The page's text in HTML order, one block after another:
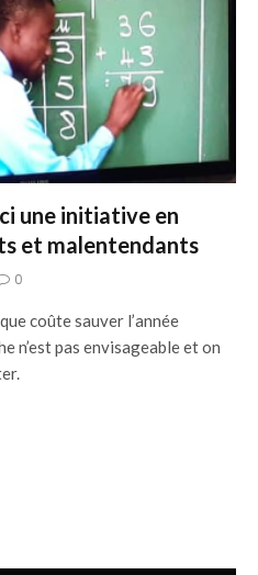
une initiative en
et malentendants
0
coûte sauver l’année
n’est pas envisageable et on